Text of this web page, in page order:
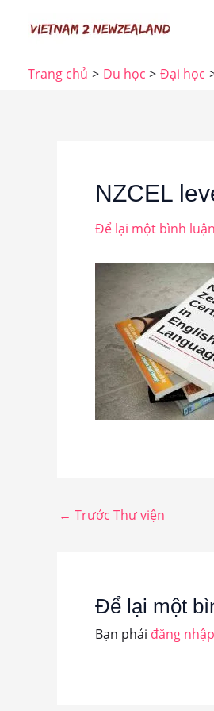
Trang chủ Du học Đại học
NZCEL
Để lại một bình luận
← Trước Thư viện
Để lại một
Bạn phải đăng nhập